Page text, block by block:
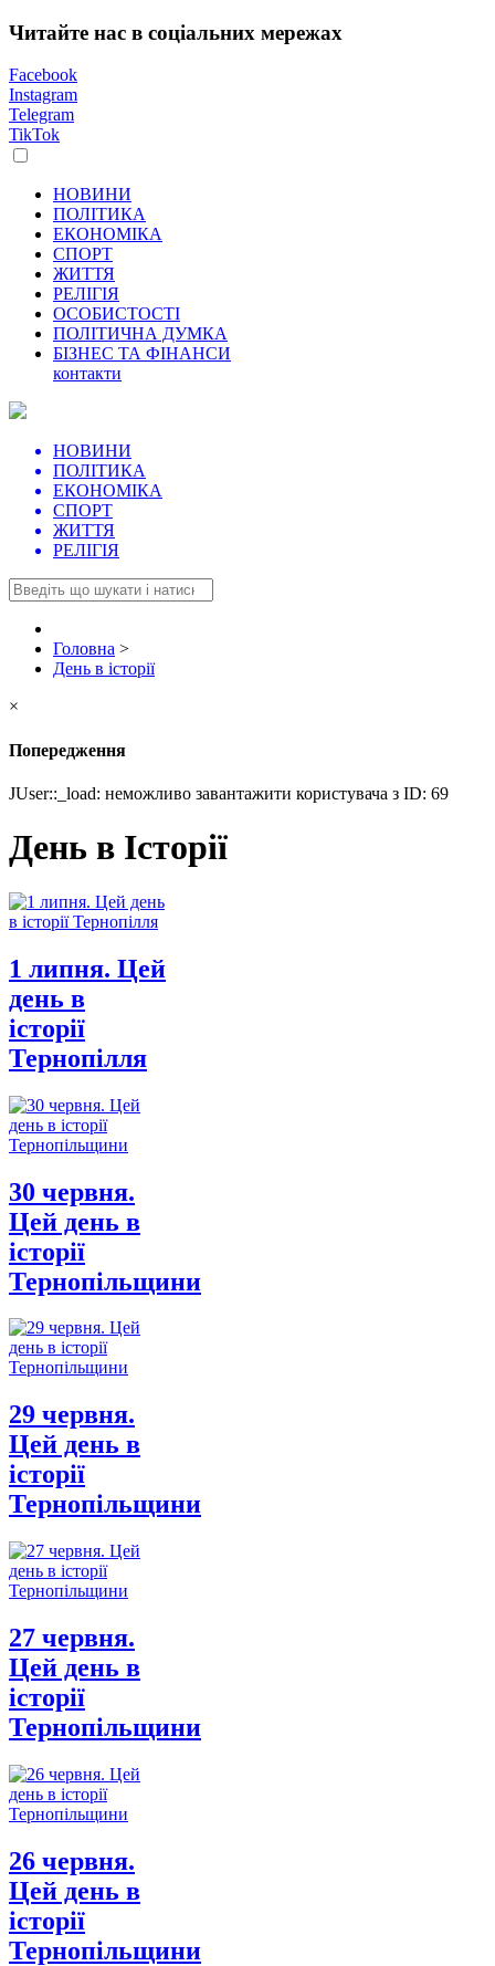
Читайте нас в соціальних мережах
Facebook
Instagram
Telegram
TikTok
НОВИНИ
ПОЛІТИКА
ЕКОНОМІКА
СПОРТ
ЖИТТЯ
РЕЛІГІЯ
ОСОБИСТОСТІ
ПОЛІТИЧНА ДУМКА
БІЗНЕС ТА ФІНАНСИ
контакти
НОВИНИ
ПОЛІТИКА
ЕКОНОМІКА
СПОРТ
ЖИТТЯ
РЕЛІГІЯ
Головна >
День в історії
×
Попередження
JUser::_load: неможливо завантажити користувача з ID: 69
День в Історії
1 липня. Цей
день в
історії
Тернопілля
30 червня.
Цей день в
історії
Тернопільщини
29 червня.
Цей день в
історії
Тернопільщини
27 червня.
Цей день в
історії
Тернопільщини
26 червня.
Цей день в
історії
Тернопільщини